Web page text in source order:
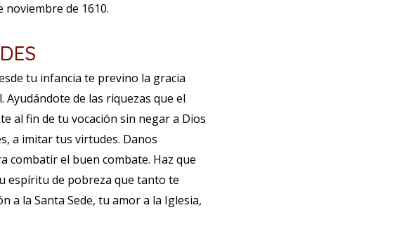
noviembre de 1610.
tu infancia te previno la gracia
de las riquezas que el
al fin de tu vocación sin negar a Dios
a imitar tus virtudes. Danos
combatir el buen combate. Haz que
espíritu de pobreza que tanto te
a la Santa Sede, tu amor a la Iglesia,